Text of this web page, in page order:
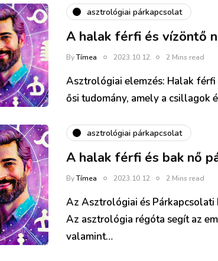
asztrológiai párkapcsolat
A halak férfi és vízöntő
ByTímea 2023.10.12. 2 Mins read
Asztrológiai elemzés: Halak
ősi tudomány, amely a
asztrológiai párkapcsolat
A halak férfi és bak nő
ByTímea 2023.10.12. 2 Mins read
Az Asztrológiai és Párkapcsolati
Az asztrológia régóta segít az
valamint…